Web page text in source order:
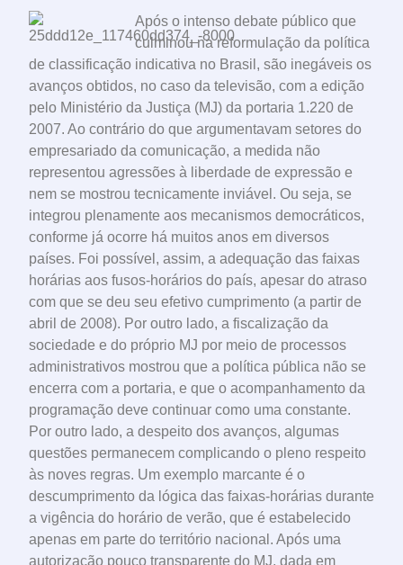
Após o intenso debate público que
culminou na reformulação da política
de classificação indicativa no Brasil, são inegáveis os
avanços obtidos, no caso da televisão, com a edição
pelo Ministério da Justiça (MJ) da portaria 1.220 de
2007. Ao contrário do que argumentavam setores do
empresariado da comunicação, a medida não
representou agressões à liberdade de expressão e
nem se mostrou tecnicamente inviável. Ou seja, se
integrou plenamente aos mecanismos democráticos,
conforme já ocorre há muitos anos em diversos
países. Foi possível, assim, a adequação das faixas
horárias aos fusos-horários do país, apesar do atraso
com que se deu seu efetivo cumprimento (a partir de
abril de 2008). Por outro lado, a fiscalização da
sociedade e do próprio MJ por meio de processos
administrativos mostrou que a política pública não se
encerra com a portaria, e que o acompanhamento da
programação deve continuar como uma constante.
Por outro lado, a despeito dos avanços, algumas
questões permanecem complicando o pleno respeito
às noves regras. Um exemplo marcante é o
descumprimento da lógica das faixas-horárias durante
a vigência do horário de verão, que é estabelecido
apenas em parte do território nacional. Após uma
autorização pouco transparente do MJ, dada em